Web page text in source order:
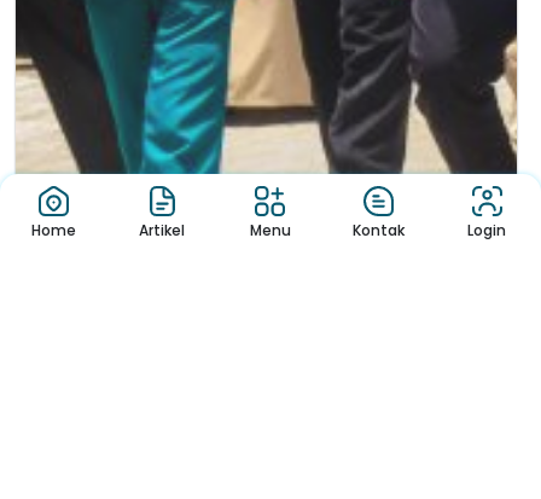
Saat Tokoh Nasional Turun Langsung Menyamb...
Home Artikel Menu Kontak Login